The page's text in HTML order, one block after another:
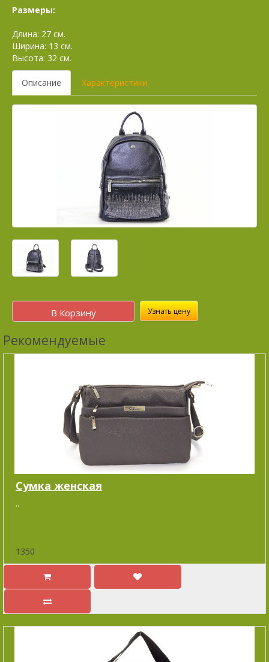
Размеры:
Длина: 27 см.
Ширина: 13 см.
Высота: 32 см.
Описание Характеристики
В Корзину Узнать цену
Рекомендуемые
Сумка женская
..
1350